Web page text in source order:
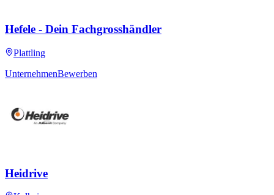
Hefele - Dein Fachgrosshändler
Plattling
UnternehmenBewerben
Heidrive